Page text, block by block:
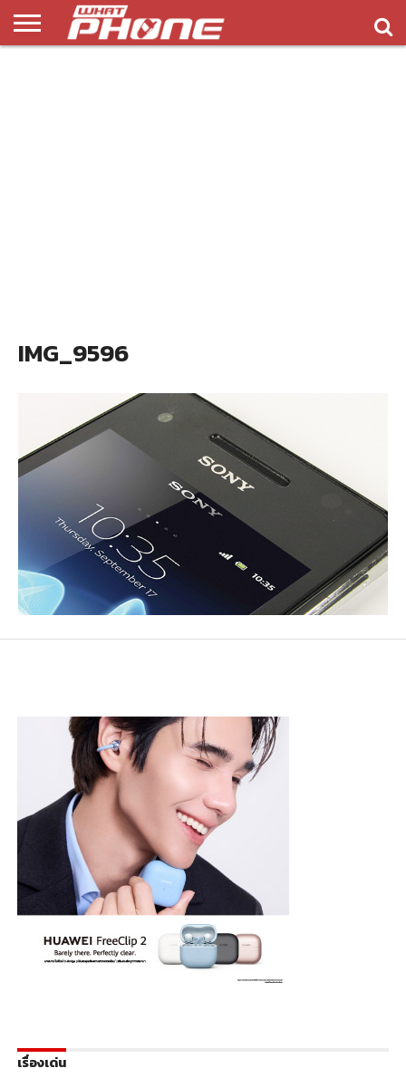
IMG_9596
เรื่องเด่น